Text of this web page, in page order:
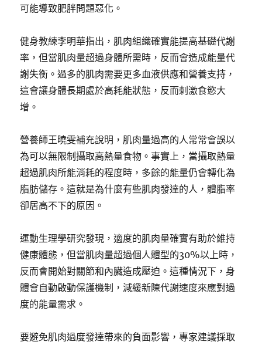
可能導致肥胖問題惡化。
健身教練李明華指出，肌肉組織確實能提高基礎代謝
率，但當肌肉量超過身體所需時，反而會造成能量代
謝失衡。過多的肌肉需要更多血液供應和營養支持，
這會讓身體長期處於高耗能狀態，反而刺激食慾大
增。
營養師王曉雯補充說明，肌肉量過高的人常常會誤以
為可以無限制攝取高熱量食物。事實上，當攝取熱量
超過肌肉所能消耗的程度時，多餘的能量仍會轉化為
脂肪儲存。這就是為什麼有些肌肉發達的人，體脂率
卻居高不下的原因。
運動生理學研究發現，適度的肌肉量確實有助於維持
健康體態，但當肌肉量超過個人體型的30%以上時，
反而會開始對關節和內臟造成壓迫。這種情況下，身
體會自動啟動保護機制，減緩新陳代謝速度來應對過
度的能量需求。
要避免肌肉過度發達帶來的負面影響，專家建議採取